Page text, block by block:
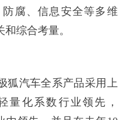
腐、信息安全等多维
综合考量。
狐汽车全系产品采用上
量化系数行业领先，